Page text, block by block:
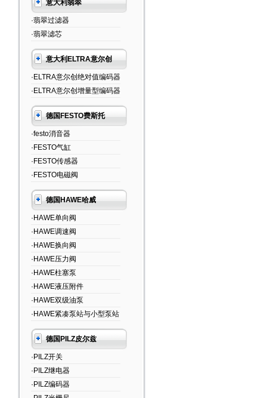
意大利翡翠
·翡翠过滤器
·翡翠滤芯
意大利ELTRA意尔创
·ELTRA意尔创绝对值编码器
·ELTRA意尔创增量型编码器
德国FESTO费斯托
·festo消音器
·FESTO气缸
·FESTO传感器
·FESTO电磁阀
德国HAWE哈威
·HAWE单向阀
·HAWE调速阀
·HAWE换向阀
·HAWE压力阀
·HAWE柱塞泵
·HAWE液压附件
·HAWE双级油泵
·HAWE紧凑泵站与小型泵站
德国PILZ皮尔兹
·PILZ开关
·PILZ继电器
·PILZ编码器